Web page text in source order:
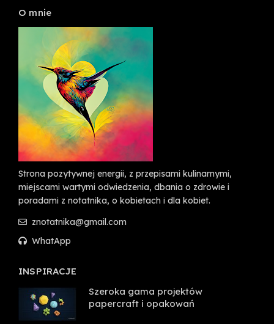
O mnie
Strona pozytywnej energii, z przepisami kulinarnymi,
miejscami wartymi odwiedzenia, dbania o zdrowie i
poradami z notatnika, o kobietach i dla kobiet.
znotatnika@gmail.com
WhatApp
INSPIRACJE
Szeroka gama projektów
papercraft i opakowań